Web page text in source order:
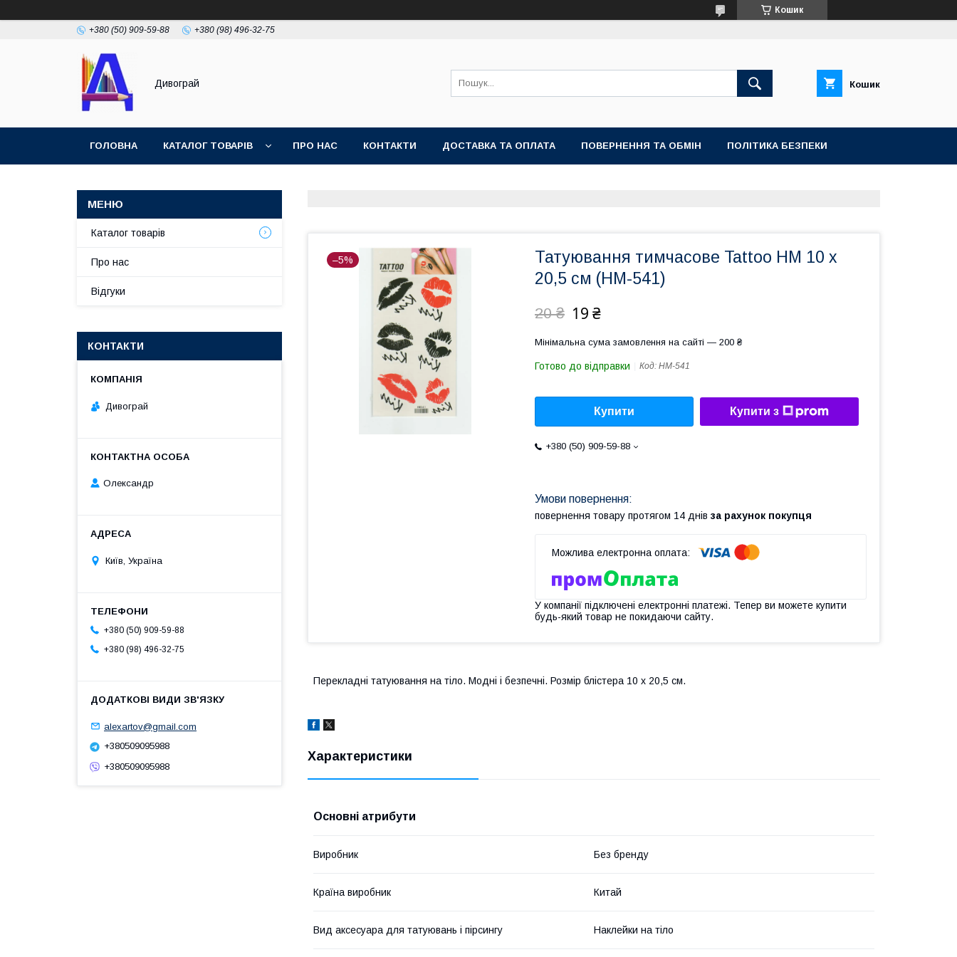
Кошик
+380 (50) 909-59-88 +380 (98) 496-32-75
Дивограй Кошик
ГОЛОВНА КАТАЛОГ ТОВАРІВ ПРО НАС КОНТАКТИ ДОСТАВКА ТА ОПЛАТА ПОВЕРНЕННЯ ТА ОБМІН ПОЛІТИКА БЕЗПЕКИ
–5%
Татуювання тимчасове Tattoo HM 10 х
20,5 см (HM-541)
20 ₴ 19 ₴
Мінімальна сума замовлення на сайті — 200 ₴
Готово до відправки Код: HM-541
Купити Купити з
+380 (50) 909-59-88
повернення товару протягом 14 днів за рахунок покупця
У компанії підключені електронні платежі. Тепер ви можете купити
будь-який товар не покидаючи сайту.
Перекладні татуювання на тіло. Модні і безпечні. Розмір блістера 10 х 20,5 см.
Характеристики
Основні атрибути
Виробник Без бренду
Країна виробник Китай
Вид аксесуара для татуювань і пірсингу Наклейки на тіло
Каталог товарів
Про нас
Відгуки
КОНТАКТИ
Дивограй
Олександр
Київ, Україна
+380 (50) 909-59-88
+380 (98) 496-32-75
alexartov@gmail.com
+380509095988
+380509095988